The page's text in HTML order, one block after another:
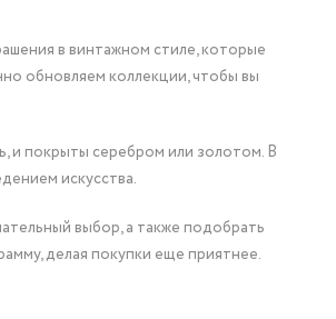
в винтажном стиле, которые
обновляем коллекции, чтобы вы
и покрыты серебром или золотом. В
искусства.
выбор, а также подобрать
делая покупки еще приятнее.